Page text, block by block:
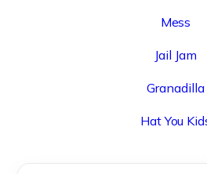
Mess
Jail Jam
Granadilla
Hat You